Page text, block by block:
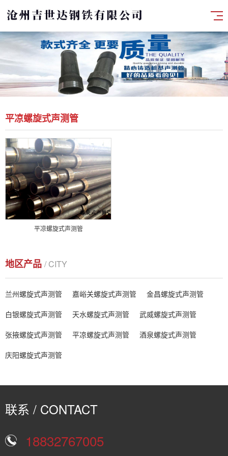
平凉螺旋式声测管
平凉螺旋式声测管
地区产品 / CITY
兰州螺旋式声测管 嘉峪关螺旋式声测管
金昌螺旋式声测管
白银螺旋式声测管
天水螺旋式声测管
武威螺旋式声测管
张掖螺旋式声测管
平凉螺旋式声测管
酒泉螺旋式声测管
庆阳螺旋式声测管
联系 / CONTACT
18832767005